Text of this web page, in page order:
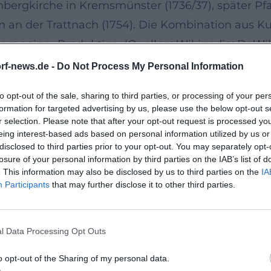
news.de - Do Not Process My Personal Information
opt-out of the sale, sharing to third parties, or processing of your
for targeted advertising by us, please use the below opt-out
selection. Please note that after your opt-out request is processed
interest-based ads based on personal information utilized by us
to third parties prior to your opt-out. You may separately
of your personal information by third parties on the IAB’s list of
This information may also be disclosed by us to third parties on the
Participants that may further disclose it to other third parties.
Data Processing Opt Outs
opt-out of the Sharing of my personal data.
in Kremsmünster (1736/37), später
an der Trattnach (1754). Die Kombination aus
seiner Produktion. (Quellen: Wikipedia;
und „Scheinarchitektur“
der Quadratur- und
optisch zu öffnen und den
diagonale Bewegungen, gestaffelte
Pinselführung wirkt zunehmend lebhaft,
Handschrift seines Vorgängers Wimberger.
den Übergang zum Rokoko andeutet.
und die Kalvarienbergkirchen
Das Raumprogramm verlangt
mit barocker Festdramaturgie. In